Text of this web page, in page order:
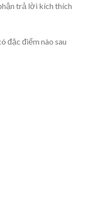
trả lời kích thích
đặc điểm nào sau